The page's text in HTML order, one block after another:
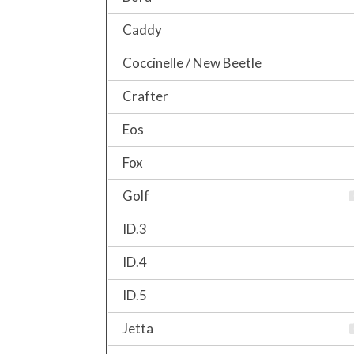
Caddy
Coccinelle / New Beetle
Crafter
Eos
Fox
Golf
ID.3
ID.4
ID.5
Jetta